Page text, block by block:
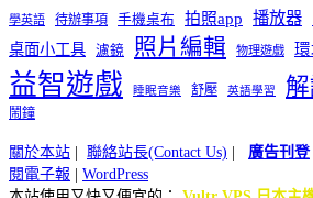
學英語 待辦事項 手機桌布 拍照app 播放器
桌面小工具 濾鏡 照片編輯 物理遊戲
益智遊戲 睡眠音樂 舒壓 英語學習
鬧鐘
關於本站 聯絡站長(Contact Us) 廣告刊登|
閱電子報
WordPress